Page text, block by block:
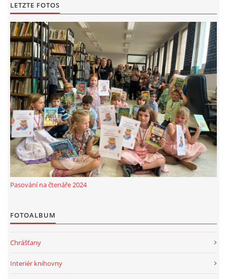
LETZTE FOTOS
Pasování na čtenáře 2024
FOTOALBUM
Chrášťany
Interiér knihovny